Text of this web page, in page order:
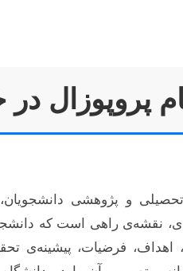
پروپوزال
و پژوهشی
راهی است که دانشجو
اهداف، فرضیات، پیشینه‌ی